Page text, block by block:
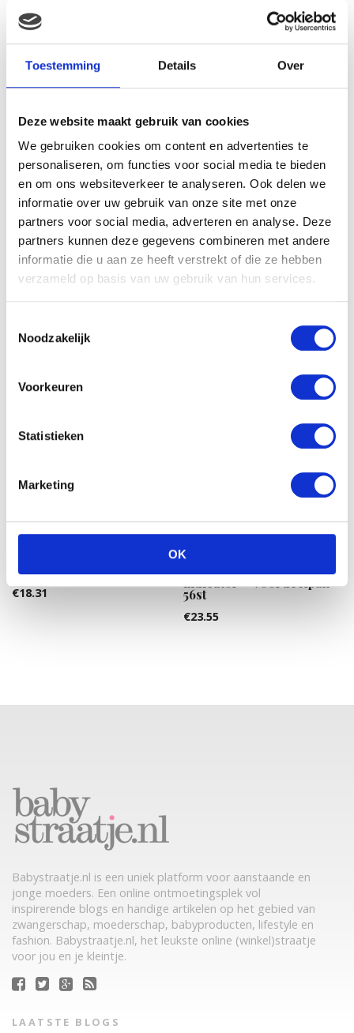
Toestemming Details Over
Deze website maakt gebruik van cookies
We gebruiken cookies om content en advertenties te
personaliseren, om functies voor social media te bieden
en om ons websiteverkeer te analyseren. Ook delen we
informatie over uw gebruik van onze site met onze
partners voor social media, adverteren en analyse. Deze
partners kunnen deze gegevens combineren met andere
informatie die u aan ze heeft verstrekt of die ze hebben
verzameld op basis van uw gebruik van hun services.
Noodzakelijk
Voorkeuren
Statistieken
Marketing
OK
Gerelateerde producten
Pampers Baby-Dry Gr. 6
Extra Large (16+ kg)
Bella Happy Maxi Gr. 4
Luiers (8-18kg) 70 stuk
50ST
€18.31
Pampers New Baby –
Luiers Maat 1 met urine
indicator – Voordeelpak
56st
€23.55
Babystraatje.nl is een uniek platform voor aanstaande en
jonge moeders. Een online ontmoetingsplek vol
inspirerende blogs en handige artikelen op het gebied van
zwangerschap, moederschap, babyproducten, lifestyle en
fashion. Babystraatje.nl, het leukste online (winkel)straatje
voor jou en je kleintje.
LAATSTE BLOGS